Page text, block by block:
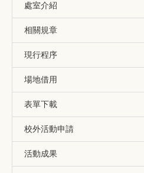
處室介紹
相關規章
現行程序
場地借用
表單下載
校外活動申請
活動成果